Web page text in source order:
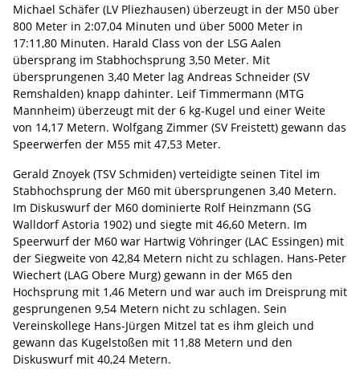
Michael Schäfer (LV Pliezhausen) überzeugt in der M50 über
800 Meter in 2:07,04 Minuten und über 5000 Meter in
17:11,80 Minuten. Harald Class von der LSG Aalen
übersprang im Stabhochsprung 3,50 Meter. Mit
übersprungenen 3,40 Meter lag Andreas Schneider (SV
Remshalden) knapp dahinter. Leif Timmermann (MTG
Mannheim) überzeugt mit der 6 kg-Kugel und einer Weite
von 14,17 Metern. Wolfgang Zimmer (SV Freistett) gewann das
Speerwerfen der M55 mit 47,53 Meter.
Gerald Znoyek (TSV Schmiden) verteidigte seinen Titel im
Stabhochsprung der M60 mit übersprungenen 3,40 Metern.
Im Diskuswurf der M60 dominierte Rolf Heinzmann (SG
Walldorf Astoria 1902) und siegte mit 46,60 Metern. Im
Speerwurf der M60 war Hartwig Vöhringer (LAC Essingen) mit
der Siegweite von 42,84 Metern nicht zu schlagen. Hans-Peter
Wiechert (LAG Obere Murg) gewann in der M65 den
Hochsprung mit 1,46 Metern und war auch im Dreisprung mit
gesprungenen 9,54 Metern nicht zu schlagen. Sein
Vereinskollege Hans-Jürgen Mitzel tat es ihm gleich und
gewann das Kugelstoßen mit 11,88 Metern und den
Diskuswurf mit 40,24 Metern.